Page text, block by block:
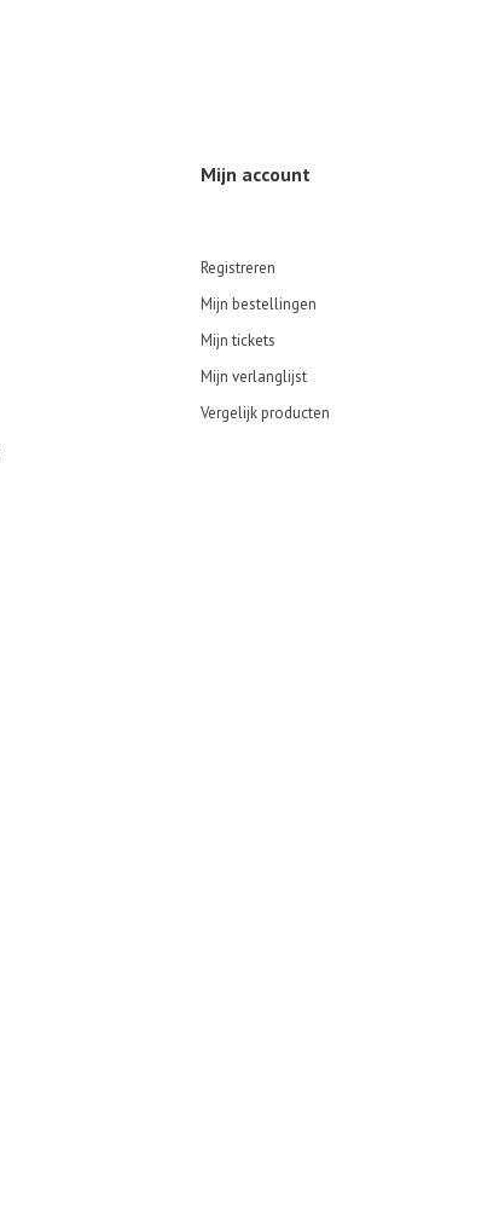
Mijn account
Registreren
Mijn bestellingen
Mijn tickets
Mijn verlanglijst
Vergelijk producten